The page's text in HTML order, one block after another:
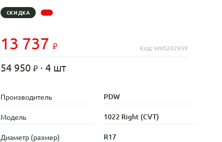
СКИДКА
13 737 Код: WHS202959
54 950 · 4 шт
Производитель PDW
Модель 1022 Right (CVT)
Диаметр (размер) R17